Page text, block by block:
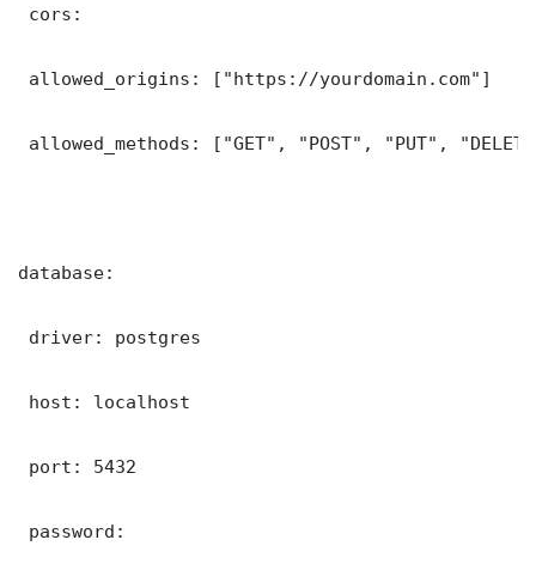
cors:
allowed_origins: ["https://yourdomain.com"]
allowed_methods: ["GET", "POST", "PUT",
database:
driver: postgres
host: localhost
port: 5432
password: